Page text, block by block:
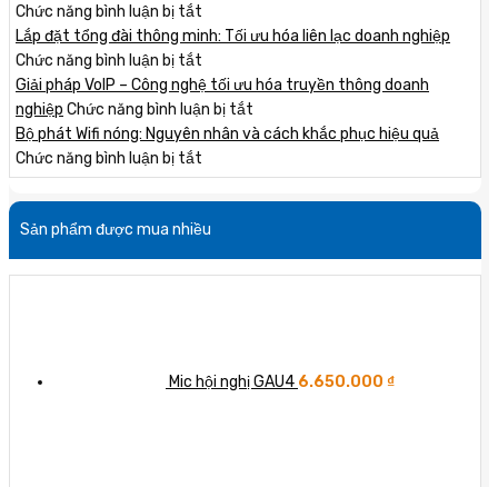
bị
mạng
Grandstream:
lợi
ích
cho
doanh
nghiệp
Chức năng bình luận bị tắt
Bridge
Router:
sự
khác
giữa
hai
thiết
bị
mạng
Lắp đặt tổng đài thông minh: Tối ưu hóa liên lạc doanh nghiệp
Chức năng bình luận bị tắt
Lắp
đặt
tổng
thông
minh:
Tối
ưu
hóa
nghiệp
Giải pháp VoIP – Công nghệ tối ưu hóa truyền thông doanh
nghiệp Chức năng bình luận bị tắt
Giải
VoIP
–
nghệ
tối
thông
Bộ phát Wifi nóng: Nguyên nhân và cách khắc phục hiệu quả
Chức năng bình luận bị tắt
Bộ
phát
Wifi
nóng:
Nguyên
khắc
Sản phẩm được mua nhiều
Mic hội nghị GAU4 6.650.000 ₫